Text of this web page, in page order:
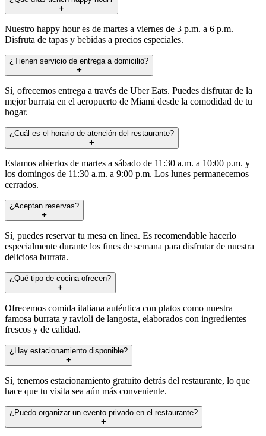
Nuestro happy hour es de martes a viernes de 3 p.m. a 6 p.m.
Disfruta de tapas y bebidas a precios especiales.
¿Tienen servicio de entrega a domicilio?
Sí, ofrecemos entrega a través de Uber Eats. Puedes disfrutar de la
mejor burrata en el aeropuerto de Miami desde la comodidad de tu
hogar.
¿Cuál es el horario de atención del restaurante?
Estamos abiertos de martes a sábado de 11:30 a.m. a 10:00 p.m. y
los domingos de 11:30 a.m. a 9:00 p.m. Los lunes permanecemos
cerrados.
¿Aceptan reservas?
Sí, puedes reservar tu mesa en línea. Es recomendable hacerlo
especialmente durante los fines de semana para disfrutar de nuestra
deliciosa burrata.
¿Qué tipo de cocina ofrecen?
Ofrecemos comida italiana auténtica con platos como nuestra
famosa burrata y ravioli de langosta, elaborados con ingredientes
frescos y de calidad.
¿Hay estacionamiento disponible?
Sí, tenemos estacionamiento gratuito detrás del restaurante, lo que
hace que tu visita sea aún más conveniente.
¿Puedo organizar un evento privado en el restaurante?